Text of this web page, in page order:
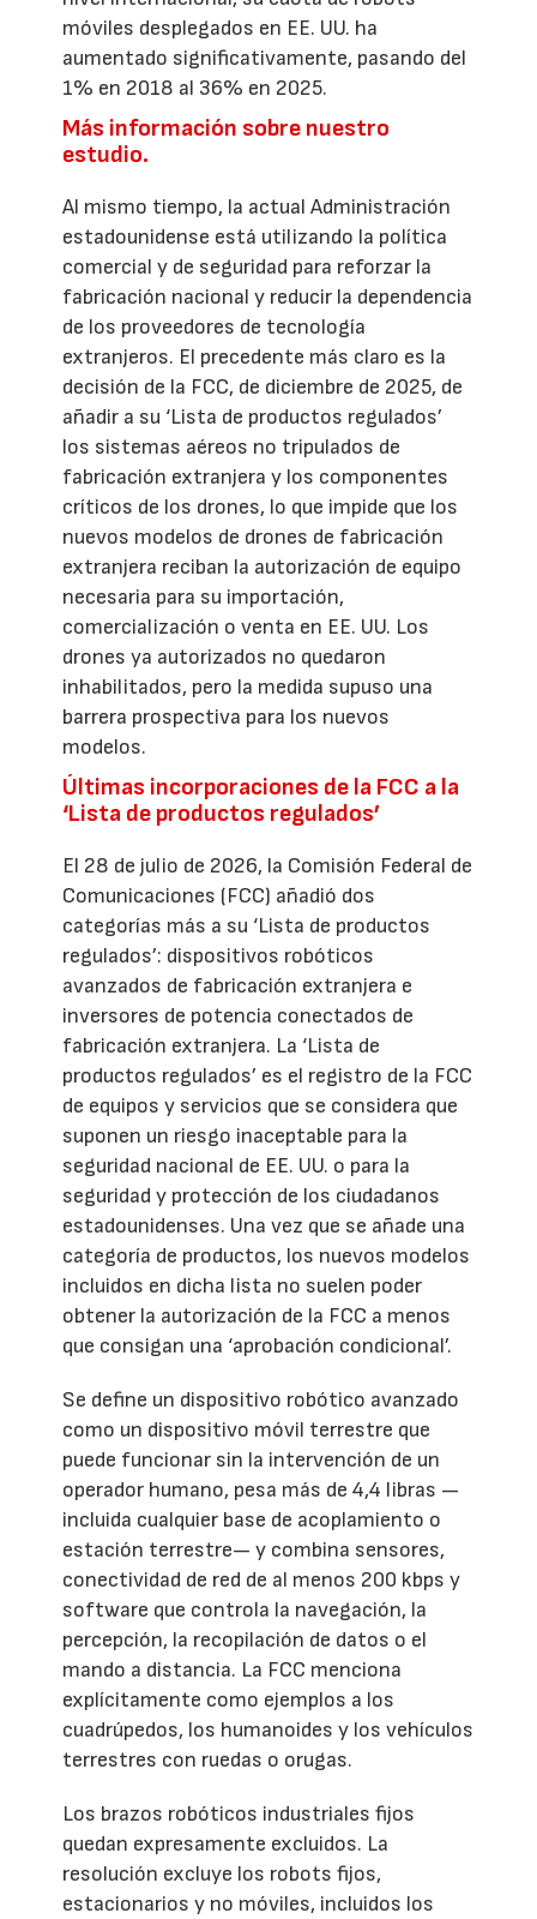
móviles desplegados en EE. UU. ha
aumentado significativamente, pasando del
1% en 2018 al 36% en 2025.
Más información sobre nuestro
estudio.
Al mismo tiempo, la actual Administración
estadounidense está utilizando la política
comercial y de seguridad para reforzar la
fabricación nacional y reducir la dependencia
de los proveedores de tecnología
extranjeros. El precedente más claro es la
decisión de la FCC, de diciembre de 2025, de
añadir a su ‘Lista de productos regulados’
los sistemas aéreos no tripulados de
fabricación extranjera y los componentes
críticos de los drones, lo que impide que los
nuevos modelos de drones de fabricación
extranjera reciban la autorización de equipo
necesaria para su importación,
comercialización o venta en EE. UU. Los
drones ya autorizados no quedaron
inhabilitados, pero la medida supuso una
barrera prospectiva para los nuevos
modelos.
Últimas incorporaciones de la FCC a la
‘Lista de productos regulados’
El 28 de julio de 2026, la Comisión Federal de
Comunicaciones (FCC) añadió dos
categorías más a su ‘Lista de productos
regulados’: dispositivos robóticos
avanzados de fabricación extranjera e
inversores de potencia conectados de
fabricación extranjera. La ‘Lista de
productos regulados’ es el registro de la FCC
de equipos y servicios que se considera que
suponen un riesgo inaceptable para la
seguridad nacional de EE. UU. o para la
seguridad y protección de los ciudadanos
estadounidenses. Una vez que se añade una
categoría de productos, los nuevos modelos
incluidos en dicha lista no suelen poder
obtener la autorización de la FCC a menos
que consigan una ‘aprobación condicional’.
Se define un dispositivo robótico avanzado
como un dispositivo móvil terrestre que
puede funcionar sin la intervención de un
operador humano, pesa más de 4,4 libras —
incluida cualquier base de acoplamiento o
estación terrestre— y combina sensores,
conectividad de red de al menos 200 kbps y
software que controla la navegación, la
percepción, la recopilación de datos o el
mando a distancia. La FCC menciona
explícitamente como ejemplos a los
cuadrúpedos, los humanoides y los vehículos
terrestres con ruedas o orugas.
Los brazos robóticos industriales fijos
quedan expresamente excluidos. La
resolución excluye los robots fijos,
estacionarios y no móviles, incluidos los